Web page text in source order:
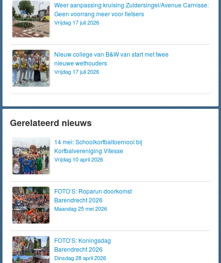
Weer aanpassing kruising Zuidersingel/Avenue Carnisse:
Geen voorrang meer voor fietsers
Vrijdag 17 juli 2026
Nieuw college van B&W van start met twee
nieuwe wethouders
Vrijdag 17 juli 2026
Gerelateerd nieuws
14 mei: Schoolkorfbaltoernooi bij
Korfbalvereniging Vitesse
Vrijdag 10 april 2026
FOTO’S: Roparun doorkomst
Barendrecht 2026
Maandag 25 mei 2026
FOTO’S: Koningsdag
Barendrecht 2026
Dinsdag 28 april 2026